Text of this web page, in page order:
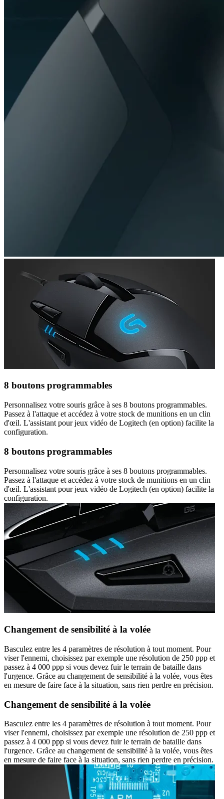
8 boutons programmables
Personnalisez votre souris grâce à ses 8 boutons programmables.
Passez à l'attaque et accédez à votre stock de munitions en un clin
d'œil. L'assistant pour jeux vidéo de Logitech (en option) facilite la
configuration.
8 boutons programmables
Personnalisez votre souris grâce à ses 8 boutons programmables.
Passez à l'attaque et accédez à votre stock de munitions en un clin
d'œil. L'assistant pour jeux vidéo de Logitech (en option) facilite la
configuration.
Changement de sensibilité à la volée
Basculez entre les 4 paramètres de résolution à tout moment. Pour
viser l'ennemi, choisissez par exemple une résolution de 250 ppp et
passez à 4 000 ppp si vous devez fuir le terrain de bataille dans
l'urgence. Grâce au changement de sensibilité à la volée, vous êtes
en mesure de faire face à la situation, sans rien perdre en précision.
Changement de sensibilité à la volée
Basculez entre les 4 paramètres de résolution à tout moment. Pour
viser l'ennemi, choisissez par exemple une résolution de 250 ppp et
passez à 4 000 ppp si vous devez fuir le terrain de bataille dans
l'urgence. Grâce au changement de sensibilité à la volée, vous êtes
en mesure de faire face à la situation, sans rien perdre en précision.